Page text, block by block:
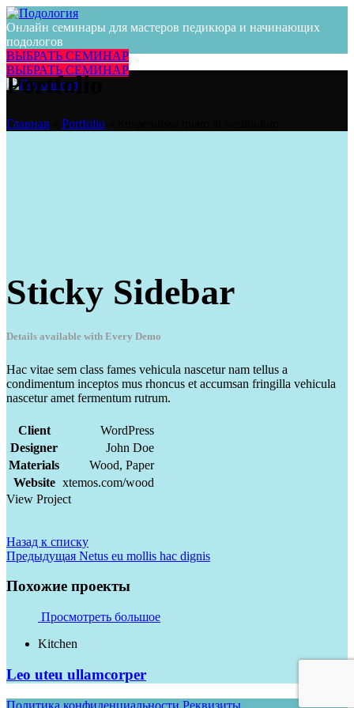
Онлайн семинары для мастеров педикюра и начинающих
подологов
ВЫБРАТЬ СЕМИНАР
ВЫБРАТЬ СЕМИНАР
Portfolio
Главная Portfolio
Sticky Sidebar
Details available with Every Demo
Hac vitae sem class fames vehicula nascetur nam tellus a
condimentum inceptos mus rhoncus et accumsan fringilla vehicula
nascetur amet fermentum rutrum.
Client
WordPress
Designer
John Doe
Materials
Wood, Paper
Website xtemos.com/wood
View Project
Назад к списку
Предыдущая Netus eu mollis hac dignis
Похожие проекты
Просмотреть большое
Kitchen
Leo uteu ullamcorper
Политика конфиденциальности Реквизиты